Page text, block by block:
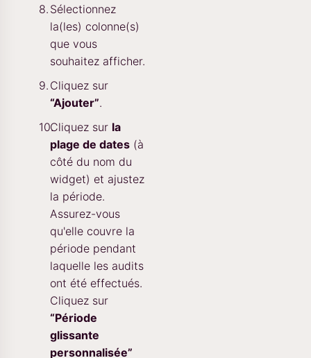
Sélectionnez
la(les) colonne(s)
que vous
souhaitez afficher.
Cliquez sur
“Ajouter”.
Cliquez sur la
plage de dates (à
côté du nom du
widget) et ajustez
la période.
Assurez-vous
qu'elle couvre la
période pendant
laquelle les audits
ont été effectués.
Cliquez sur
“Période
glissante
personnalisée”